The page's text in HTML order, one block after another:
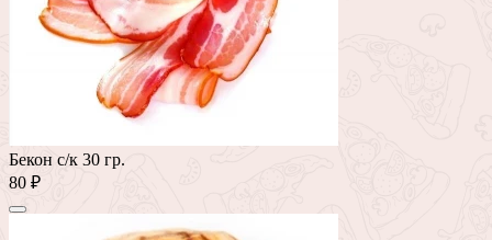
Бекон с/к 30 гр.
80 ₽